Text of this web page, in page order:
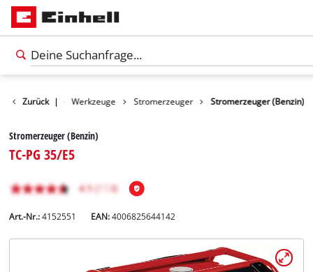
Zurück |
Produkte Werkzeuge Stromerzeuger Stromerzeuger (Benzin)
Stromerzeuger (Benzin)
TC-PG 35/E5
Art.-Nr.: 4152551 EAN:4006825644142